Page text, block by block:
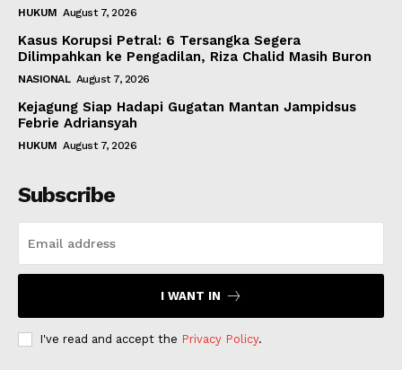
HUKUM August 7, 2026
Kasus Korupsi Petral: 6 Tersangka Segera
Dilimpahkan ke Pengadilan, Riza Chalid Masih Buron
NASIONAL August 7, 2026
Kejagung Siap Hadapi Gugatan Mantan Jampidsus
Febrie Adriansyah
HUKUM August 7, 2026
Subscribe
I WANT IN
I've read and accept the Privacy Policy.